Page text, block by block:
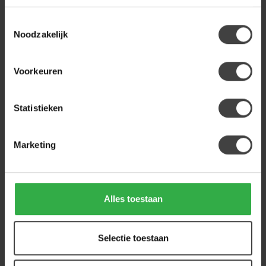
Noodzakelijk
Voorkeuren
Statistieken
Marketing
Alles toestaan
Selectie toestaan
Op voorraad
LABEL51
1.999,00
Of heb je hulp nodig bij de bestelling? Neem
info@houtenmeubeloutlet.nlof+31 224 850
926. We helpen je graag.
Recent bekeken